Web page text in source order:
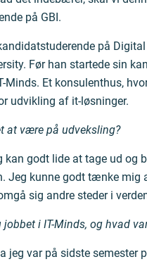
på GBI.
på
Før han startede sin
Minds. Et konsulenthus,
udvikling af it-løsninger.
at være på udveksling?
kan godt lide at tage ud
Jeg kunne godt tænke mig
sig andre steder i
i IT-Minds, og hvad
jeg var på sidste